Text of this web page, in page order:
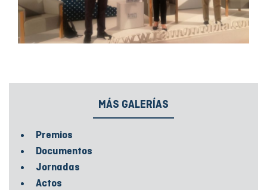
MÁS GALERÍAS
Premios
Documentos
Jornadas
Actos